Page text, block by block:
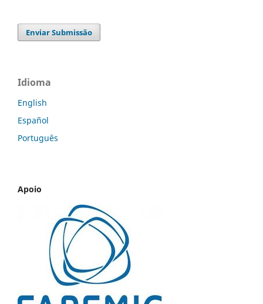
Enviar Submissão
Idioma
English
Español
Português
Apoio